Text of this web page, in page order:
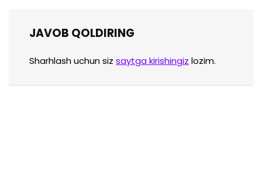
JAVOB QOLDIRING
Sharhlash uchun siz saytga kirishingiz lozim.